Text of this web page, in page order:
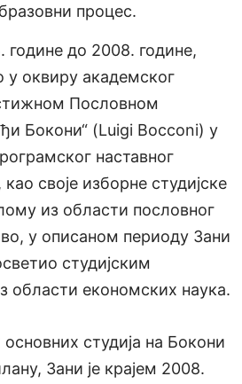
процес.
до 2008. године,
у оквиру академског
Пословном
Бокони“ (Luigi Bocconi) у
наставног
своје изборне студијске
из области пословног
у описаном периоду Зани
студијским
економских наука.
студија на Бокони
Зани је крајем 2008.